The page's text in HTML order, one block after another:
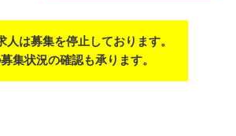
人は募集を停止しております。
集状況の確認も承ります。